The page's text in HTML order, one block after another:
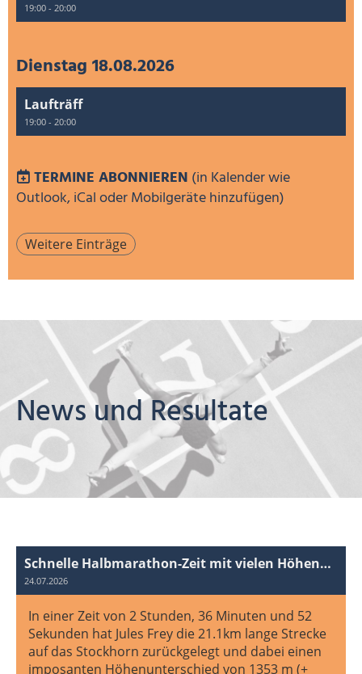
19:00 - 20:00
Dienstag 18.08.2026
Laufträff
19:00 - 20:00
TERMINE ABONNIEREN (in Kalender wie
Outlook, iCal oder Mobilgeräte hinzufügen)
Weitere Einträge
News und Resultate
Schnelle Halbmarathon-Zeit mit vielen Höhenmetern!
24.07.2026
In einer Zeit von 2 Stunden, 36 Minuten und 52
Sekunden hat Jules Frey die 21.1km lange Strecke
auf das Stockhorn zurückgelegt und dabei einen
imposanten Höhenunterschied von 1353 m (+